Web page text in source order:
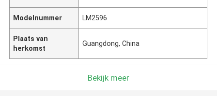
Modelnummer LM2596
Plaats van
herkomst
Guangdong, China
Bekijk meer